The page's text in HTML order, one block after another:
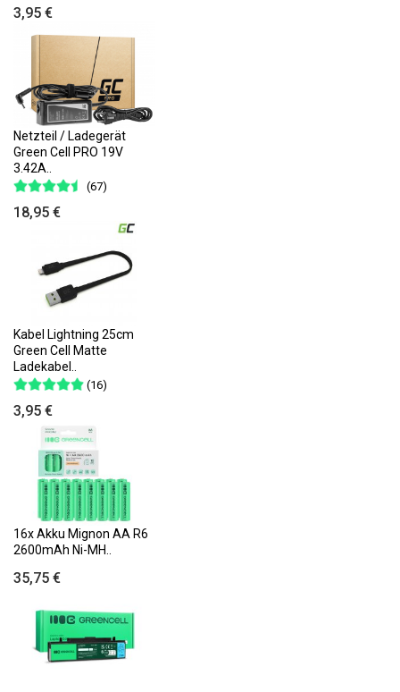
3,95 €
Netzteil / Ladegerät
Green Cell PRO 19V
3.42A..
(67)
18,95 €
Kabel Lightning 25cm
Green Cell Matte
Ladekabel..
(16)
3,95 €
16x Akku Mignon AA R6
2600mAh Ni-MH..
35,75 €